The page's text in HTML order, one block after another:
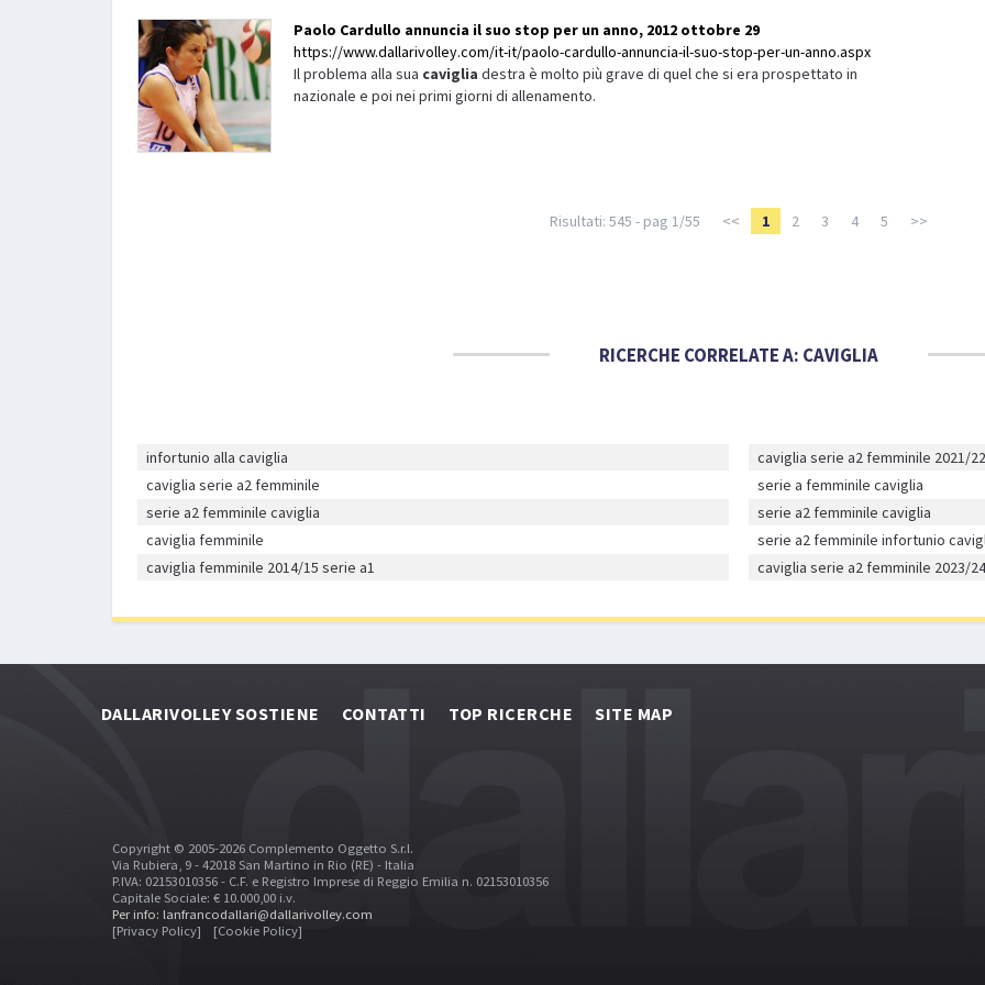
Paolo Cardullo annuncia il suo stop per un anno, 2012 ottobre 29
https://www.dallarivolley.com/it-it/paolo-cardullo-annuncia-il-suo-stop-per-un-anno.aspx
Il problema alla sua caviglia destra è molto più grave di quel che si era prospettato in
nazionale e poi nei primi giorni di allenamento.
Risultati: 545 - pag 1/55 << 1 2 3 4 5 >>
RICERCHE CORRELATE A: CAVIGLIA
infortunio alla caviglia
caviglia serie a2 femminile
serie a2 femminile caviglia
caviglia femminile
caviglia femminile 2014/15 serie a1
caviglia serie a2 femminile 2021/
serie a femminile caviglia
serie a2 femminile caviglia
serie a2 femminile infortunio
caviglia serie a2 femminile 2023/
DALLARIVOLLEY SOSTIENE CONTATTI TOP RICERCHE SITE MAP
Copyright © 2005-2026 Complemento Oggetto S.r.l.
Via Rubiera, 9 - 42018 San Martino in Rio (RE) - Italia
P.IVA: 02153010356 - C.F. e Registro Imprese di Reggio Emilia n. 02153010356
Capitale Sociale: € 10.000,00 i.v.
Per info: lanfrancodallari@dallarivolley.com
[Privacy Policy]
[Cookie Policy]